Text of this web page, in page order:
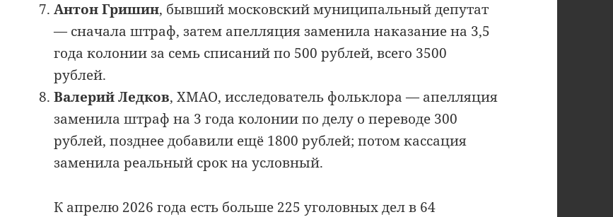
Антон Гришин, бывший московский муниципальный депутат
— сначала штраф, затем апелляция заменила наказание на 3,5
года колонии за семь списаний по 500 рублей, всего 3500
рублей.
Валерий Ледков, ХМАО, исследователь фольклора — апелляция
заменила штраф на 3 года колонии по делу о переводе 300
рублей, позднее добавили ещё 1800 рублей; потом кассация
заменила реальный срок на условный.
К апрелю 2026 года есть больше 225 уголовных дел в 64